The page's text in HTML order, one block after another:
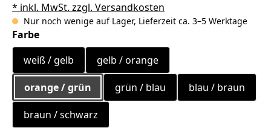
* inkl. MwSt. zzgl. Versandkosten
Nur noch wenige auf Lager, Lieferzeit ca. 3–5 Werktage
Farbeauswählen
weiß / gelb
gelb / orange
orange / grün grün / blau blau / braun
braun / schwarz